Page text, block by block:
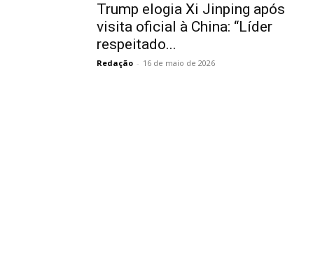
Trump elogia Xi Jinping após
visita oficial à China: “Líder
respeitado...
Redação - 16 de maio de 2026